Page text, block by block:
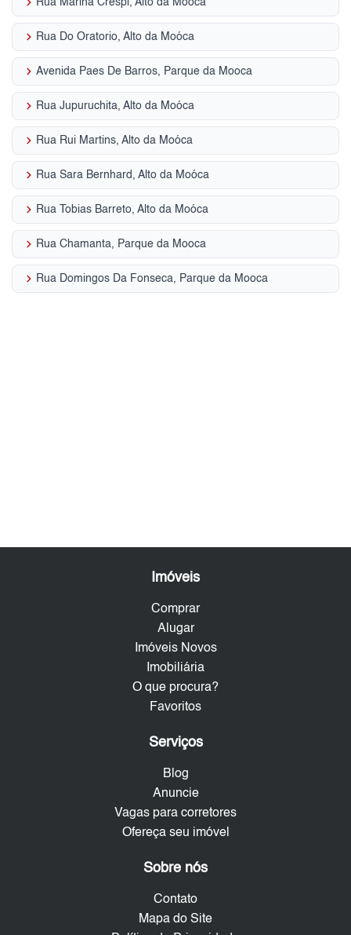
Rua Marina Crespi, Alto da Moóca
keyboard_arrow_right Rua Do Oratorio, Alto da Moóca
keyboard_arrow_right Avenida Paes De Barros, Parque da Mooca
keyboard_arrow_right Rua Jupuruchita, Alto da Moóca
keyboard_arrow_right Rua Rui Martins, Alto da Moóca
keyboard_arrow_right Rua Sara Bernhard, Alto da Moóca
keyboard_arrow_right Rua Tobias Barreto, Alto da Moóca
keyboard_arrow_right Rua Chamanta, Parque da Mooca
keyboard_arrow_right Rua Domingos Da Fonseca, Parque da Mooca
Imóveis
Comprar
Alugar
Imóveis Novos
Imobiliária
O que procura?
Favoritos
Serviços
Blog
Anuncie
Vagas para corretores
Ofereça seu imóvel
Sobre nós
Contato
Mapa do Site